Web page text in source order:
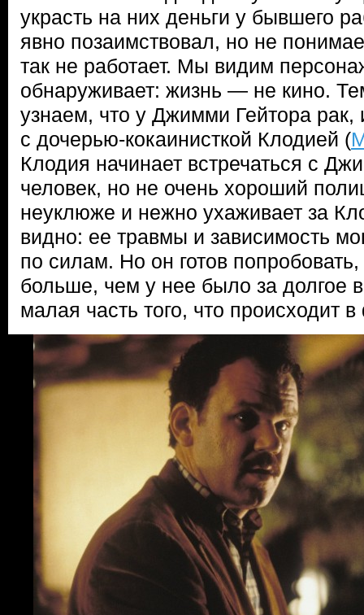
украсть на них деньги у бывшего
явно позаимствовал, но не
так не работает. Мы видим
обнаруживает: жизнь — не кино.
узнаем, что у Джимми Гейтора рак,
с дочерью-кокаинисткой Клодией (
Клодия начинает встречаться с
человек, но не очень хороший
неуклюже и нежно ухаживает за
видно: ее травмы и зависимость
по силам. Но он готов
больше, чем у нее было за долгое
малая часть того, что происходит